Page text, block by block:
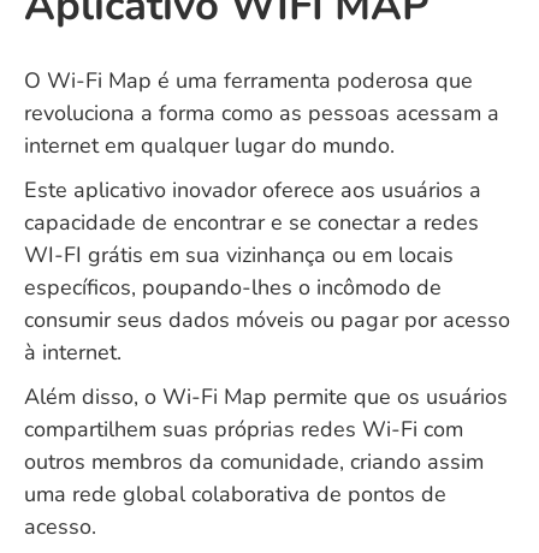
O Wi-Fi Map é uma ferramenta poderosa que
revoluciona a forma como as pessoas acessam a
internet em qualquer lugar do mundo.
Este aplicativo inovador oferece aos usuários a
capacidade de encontrar e se conectar a redes
WI-FI grátis em sua vizinhança ou em locais
específicos, poupando-lhes o incômodo de
consumir seus dados móveis ou pagar por acesso
à internet.
Além disso, o Wi-Fi Map permite que os usuários
compartilhem suas próprias redes Wi-Fi com
outros membros da comunidade, criando assim
uma rede global colaborativa de pontos de
acesso.